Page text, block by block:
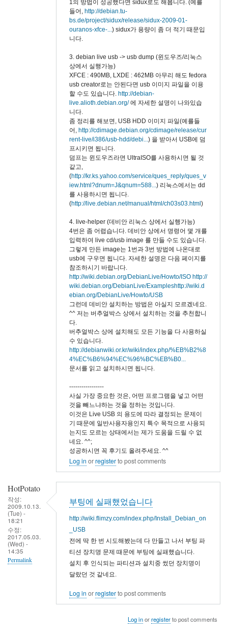
1의 방법이 성공했다면 sidux로도 해봅니다. (예를
들어, http://debian.tu-
bs.de/project/sidux/release/sidux-2009-01-
ouranos-xfce-... ) sidux가 용량이 좀 더 적기 때문입
니다.
3. debian live usb -> usb dump (윈도우즈/리눅스
상에서 실행가능)
XFCE : 490MB, LXDE : 462MB 아무리 해도 fedora
usb creator로는 안된다면 usb 이미지 파일을 이용
할 수도 있습니다. http://debian-
live.alioth.debian.org/ 에 자세한 설명이 나와있습
니다.
좀 정리를 해보면, USB HDD 이미지 파일(예를들
어, http://cdimage.debian.org/cdimage/release/cur
rent-live/i386/usb-hdd/debi... ) 을 받아서 USB에 덤
프시키면 됩니다.
덤프는 윈도우즈라면 UltraISO를 사용하시면 될 것
같고,
(http://kr.ks.yahoo.com/service/ques_reply/ques_v
iew.html?dnum=J&qnum=588... ) 리눅스에서는 dd
를 사용하시면 됩니다.
(http://live.debian.net/manual/html/ch03s03.html)
4. live-helper (데비안 리눅스 상에서 실행가능)
4번은 좀 어렵습니다. 데비안 상에서 명령어 몇 개를
입력하여 live cd/usb image 를 만들 수도 있습니다.
그렇게 만든 image는 1번과 3번 방법에 나온대로
usb에 구우면 됩니다. 자세한 설명은 다음 페이지를
참조하시기 바랍니다.
http://wiki.debian.org/DebianLive/Howto/ISO http://
wiki.debian.org/DebianLive/Exampleshttp://wiki.d
ebian.org/DebianLive/Howto/USB
그런데 데비안 설치하는 방법은 아실지 모르겠네요.
^^ 저는 버추얼박스 상에서 설치하는 것을 추천합니
다.
버추얼박스 상에 설치해도 모든 기능을 다 사용하실
수 있습니다.
http://debianwiki.or.kr/wiki/index.php/%EB%B2%8
4%EC%B6%94%EC%96%BC%EB%B0...
문서를 읽고 설치하시면 됩니다.
-----------------
사실 가장 중요한 것은, 어떤 프로그램을 넣고 어떤
것을 빼느냐하는 것을 정하는 것입니다.
이것은 Live USB 의 용도에 따라 결정되는 문제이
기 때문에 일반사용자용인지 특수 목적으로 사용되
는지도 모르는 상태에서는 제가 도움을 드릴 수 없
네요. ^^;
성공하시면 꼭 후기도 올려주세요. ^^
Log in orregisterto post comments
HotPotato
작성:
2009.10.13.
(Tue) -
18:21
수정:
2017.05.03.
(Wed) -
14:35
Permalink
부팅에 실패했었습니다
http://wiki.flimzy.com/index.php/Install_Debian_on
_USB
전에 딱 한 번 시도해봤는데 다 만들고 나서 부팅 파
티션 장치명 문제 때문에 부팅에 실패했습니다.
설치 후 인식되는 파티션과 설치중 썼던 장치명이
달랐던 것 같네요.
Log in orregisterto post comments
Log inorregisterto post comments